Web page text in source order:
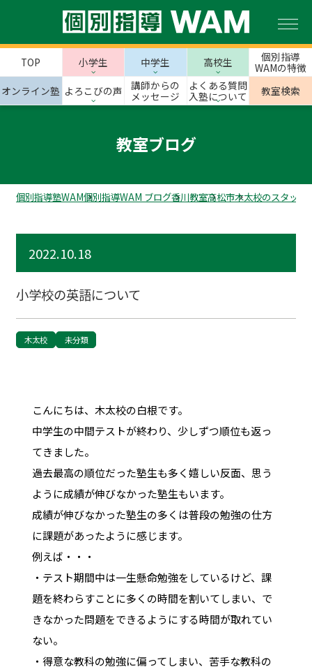
TOP 小学生 中学生 高校生
個別指導
WAMの特徴
オンライン塾 よろこびの声
講師からの
メッセージ
よくある質問
入塾について
教室検索
教室ブログ
個別指導塾WAM個別指導WAM ブログ香川教室高松市木太校のスタッフ
2022.10.18
小学校の英語について
木太校 未分類
こんにちは、木太校の白根です。
中学生の中間テストが終わり、少しずつ順位も返っ
てきました。
過去最高の順位だった塾生も多く嬉しい反面、思う
ように成績が伸びなかった塾生もいます。
成績が伸びなかった塾生の多くは普段の勉強の仕方
に課題があったように感じます。
例えば・・・
・テスト期間中は一生懸命勉強をしているけど、課
題を終わらすことに多くの時間を割いてしまい、で
きなかった問題をできるようにする時間が取れてい
ない。
・得意な教科の勉強に偏ってしまい、苦手な教科の